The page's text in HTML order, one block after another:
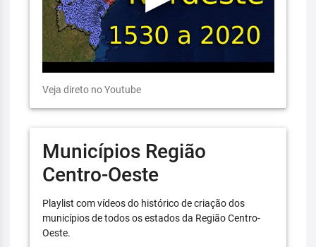
Veja direto no Youtube
Municípios Região
Centro-Oeste
Playlist com vídeos do histórico de criação dos
municípios de todos os estados da Região Centro-
Oeste.